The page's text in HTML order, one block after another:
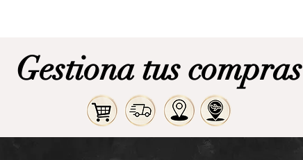
Gestiona tus compras